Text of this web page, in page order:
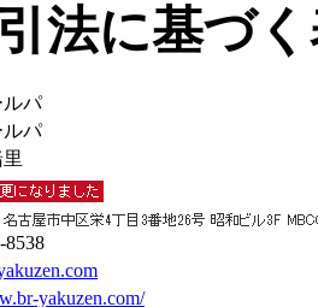
法に基づ
ルパ
ルパ
8538
yakuzen.com/